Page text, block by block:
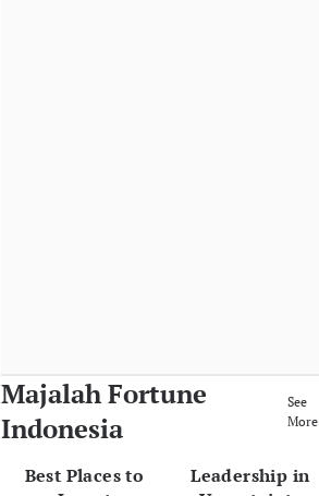
Majalah Fortune
Indonesia
See
More
Best Places to
Leadership in